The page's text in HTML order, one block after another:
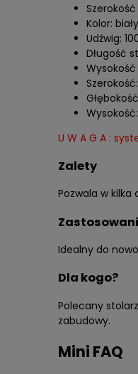
Kolor: biały
Udźwig:
Długość
U W A G A :
Zalety
Pozwala w
Idealny do
Dla kogo?
Polecany
zabudowy.
Mini FAQ